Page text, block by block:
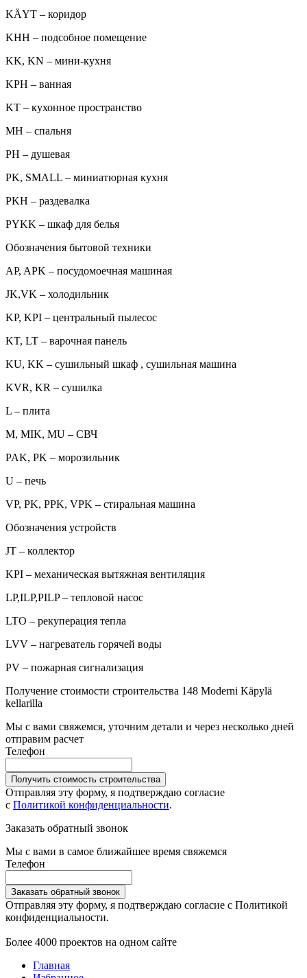
KÄYT – коридор
KHH – подсобное помещение
KK, KN – мини-кухня
KPH – ванная
KT – кухонное пространство
MH – спальня
PH – душевая
PK, SMALL – миниатюрная кухня
PKH – раздевалка
PYKK – шкаф для белья
Обозначения бытовой техники
AP, APK – посудомоечная машиная
JK,VK – холодильник
KP, KPI – центральный пылесос
KT, LT – варочная панель
KU, KK – сушильный шкаф , сушильная машина
KVR, KR – сушилка
L – плита
M, MIK, MU – СВЧ
PAK, PK – морозильник
U – печь
VP, PK, PPK, VPK – стиральная машина
Обозначения устройств
JT – коллектор
KPI – механическая вытяжная вентиляция
LP,ILP,PILP – тепловой насос
LTO – рекуперация тепла
LVV – нагреватель горячей воды
PV – пожарная сигнализация
Получение стоимости строительства 148 Moderni Käpylä
kellarilla
Мы с вами свяжемся, уточним детали и через несколько дней
отправим расчет
Телефон
Получить стоимость строительства
Отправляя эту форму, я подтверждаю согласие
с Политикой конфиденциальности.
Заказать обратный звонок
Мы с вами в самое ближайшее время свяжемся
Телефон
Заказать обратный звонок
Отправляя эту форму, я подтверждаю согласие с Политикой
конфиденциальности.
Более 4000 проектов на одном сайте
Главная